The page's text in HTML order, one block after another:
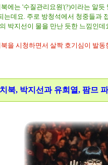
에는 '수질관리요원'(?)이라는 알
는데요. 주로 방청석에서 청중들과
박지선이 물을 만난 듯한 느낌인
을 시청하면서 살짝 호기심이 발
북, 박지선과 유희열, 팜므